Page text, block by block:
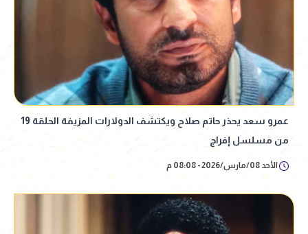
عمرو سعد يحذر حاتم صلاح ويكتشف الدولارات المزيفة الحلقة 19
من مسلسل إفراج
الأحد 08/مارس/2026 - 08:08 م